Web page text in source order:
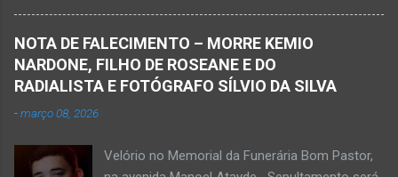
Pereira Alves publicou em sua rede social a
foto em que apreciava a Cachoeira Maria Rosa,
em Mato Verde, pouco tempo antes de se
afogar e depois vir a óbito nesta terça-feira, dia
socorrem estudante que se afogou em
NOTA DE FALECIMENTO – MORRE KEMIO
NARDONE, FILHO DE ROSEANE E DO
RADIALISTA E FOTÓGRAFO SÍLVIO DA SILVA
-março 08, 2026
Velório no Memorial da Funerária Bom Pastor,